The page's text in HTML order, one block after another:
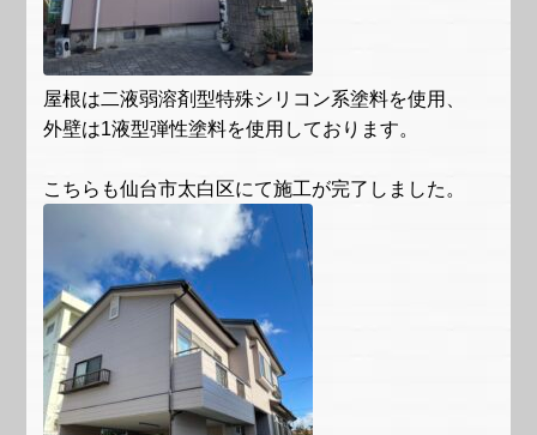
屋根は二液弱溶剤型特殊シリコン系塗料を使用、
外壁は1液型弾性塗料を使用しております。
こちらも仙台市太白区にて施工が完了しました。